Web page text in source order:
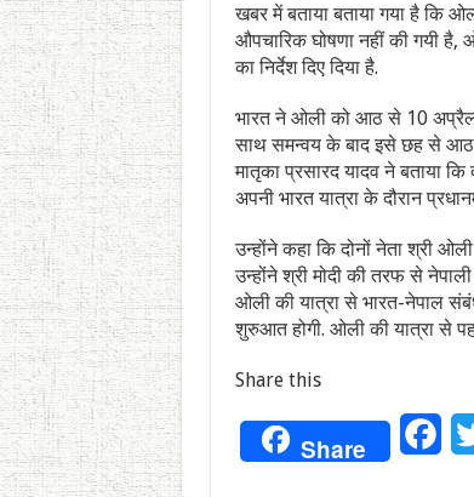
खबर में बताया बताया गया है कि
औपचारिक घोषणा नहीं की गयी
का निर्देश दिए दिया है.
भारत ने ओली को आठ से 10 अप्रैल
साथ समन्वय के बाद इसे छह से आठ
मातृका प्रसारद यादव ने बताया
अपनी भारत यात्रा के दौरान
उन्होंने कहा कि दोनों नेता श्री
उन्होंने श्री मोदी की तरफ से
ओली की यात्रा से भारत-नेपाल
शुरुआत होगी. ओली की यात्रा से
Share this
Share